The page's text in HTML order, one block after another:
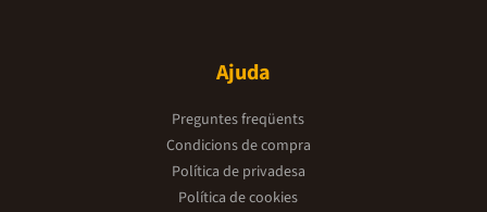
Ajuda
Preguntes freqüents
Condicions de compra
Política de privadesa
Política de cookies